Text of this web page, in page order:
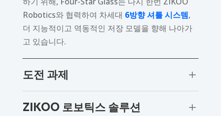
Robotics와 협력하여 차세대 6방향 셔틀 시스템,
더 지능적이고 역동적인 저장 모델을 향해 나아가
고 있습니다.
도전 과제 L
ZIKOO 로보틱스 솔루션 L